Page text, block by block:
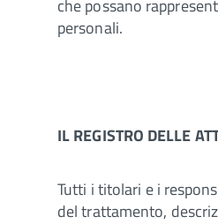
che possano
personali.
IL REGISTRO DELLE
Tutti i titolari e i
del trattamento,